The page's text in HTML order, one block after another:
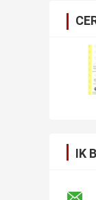
IK